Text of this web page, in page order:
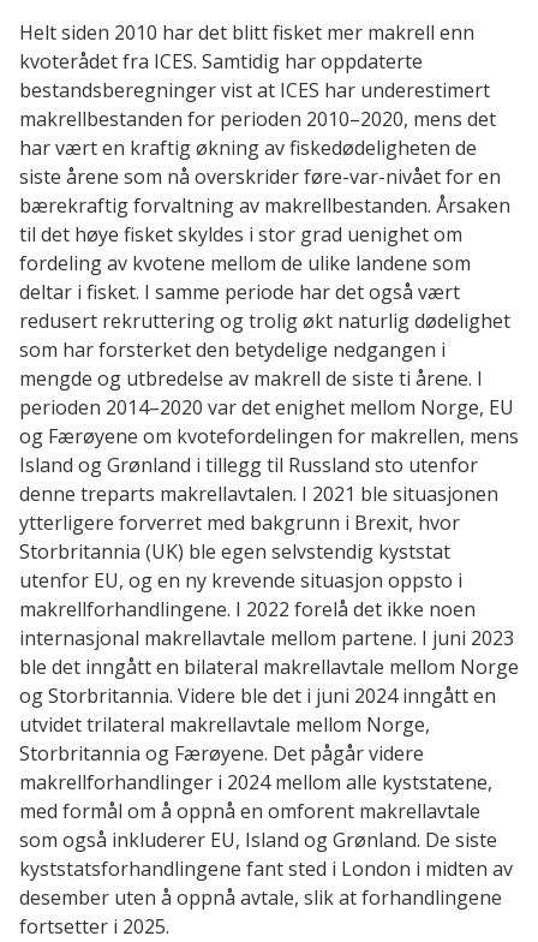
Helt siden 2010 har det blitt fisket mer makrell enn
kvoterådet fra ICES. Samtidig har oppdaterte
bestandsberegninger vist at ICES har underestimert
makrellbestanden for perioden 2010–2020, mens det
har vært en kraftig økning av fiskedødeligheten de
siste årene som nå overskrider føre-var-nivået for en
bærekraftig forvaltning av makrellbestanden. Årsaken
til det høye fisket skyldes i stor grad uenighet om
fordeling av kvotene mellom de ulike landene som
deltar i fisket. I samme periode har det også vært
redusert rekruttering og trolig økt naturlig dødelighet
som har forsterket den betydelige nedgangen i
mengde og utbredelse av makrell de siste ti årene. I
perioden 2014–2020 var det enighet mellom Norge, EU
og Færøyene om kvotefordelingen for makrellen, mens
Island og Grønland i tillegg til Russland sto utenfor
denne treparts makrellavtalen. I 2021 ble situasjonen
ytterligere forverret med bakgrunn i Brexit, hvor
Storbritannia (UK) ble egen selvstendig kyststat
utenfor EU, og en ny krevende situasjon oppsto i
makrellforhandlingene. I 2022 forelå det ikke noen
internasjonal makrellavtale mellom partene. I juni 2023
ble det inngått en bilateral makrellavtale mellom Norge
og Storbritannia. Videre ble det i juni 2024 inngått en
utvidet trilateral makrellavtale mellom Norge,
Storbritannia og Færøyene. Det pågår videre
makrellforhandlinger i 2024 mellom alle kyststatene,
med formål om å oppnå en omforent makrellavtale
som også inkluderer EU, Island og Grønland. De siste
kyststatsforhandlingene fant sted i London i midten av
desember uten å oppnå avtale, slik at forhandlingene
fortsetter i 2025.